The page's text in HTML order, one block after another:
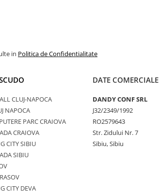
in Politica de Confidentialitate
CLUJ-NAPOCA
NAPOCA
PARC CRAIOVA
CRAIOVA
CITY SIBIU
SIBIU
CITY DEVA
DATE COMERCIALE
DANDY CONF SRL
J32/2349/1992
RO2579643
Str. Zidului Nr. 7
Sibiu, Sibiu